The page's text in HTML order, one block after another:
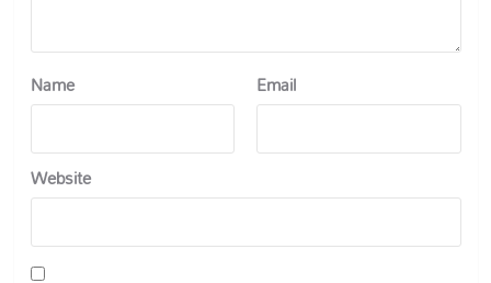
Name Email
Website